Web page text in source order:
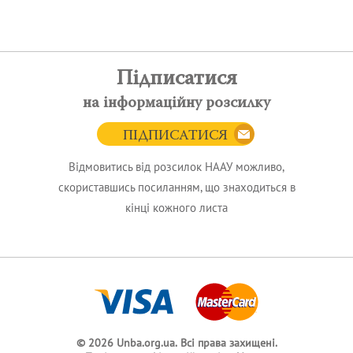
Підписатися
на інформаційну розсилку
ПІДПИСАТИСЯ
Відмовитись від розсилок НААУ можливо,
скориставшись посиланням, що знаходиться в
кінці кожного листа
© 2026 Unba.org.ua. Всі права захищені.